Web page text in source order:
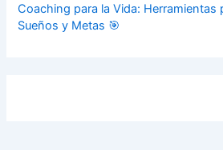
Coaching para la Vida: Herramientas
Sueños y Metas 🎯